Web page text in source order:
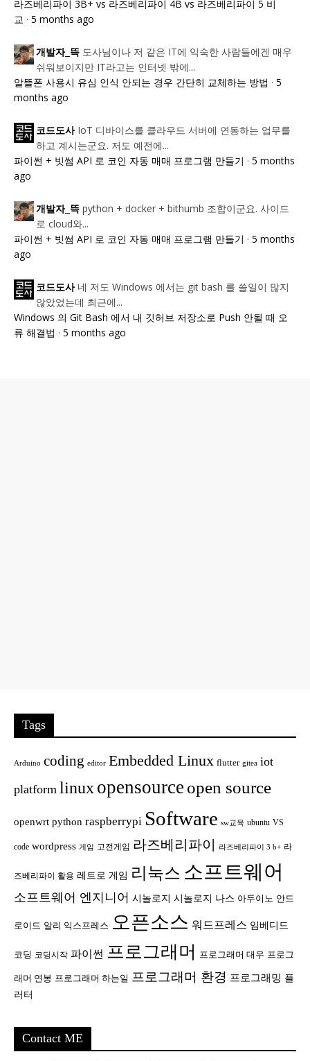
라즈베리파이 3B+ vs 라즈베리파이 4B vs 라즈베리파이 5 비
교 · 5 months ago
개발자_뜩 도사님이나 저 같은 IT에 익숙한 사람들에겐 매우
쉬워보이지만 IT라고는 인터넷 밖에...
알뜰폰 사용시 유심 인식 안되는 경우 간단히 교체하는 방법 · 5
months ago
코드도사 IoT 디바이스를 클라우드 서버에 연동하는 업무를
하고 계시는군요. 저도 예전에...
파이썬 + 빗썸 API 로 코인 자동 매매 프로그램 만들기 · 5 months
ago
개발자_뜩 python + docker + bithumb 조합이군요. 사이드
로 cloud와...
파이썬 + 빗썸 API 로 코인 자동 매매 프로그램 만들기 · 5 months
ago
코드도사 네 저도 Windows 에서는 git bash 를 쓸일이 많지
않았었는데 최근에...
Windows 의 Git Bash 에서 내 깃허브 저장소로 Push 안될 때 오
류 해결법 · 5 months ago
Tags
Arduino coding editor Embedded Linux flutter gitea iot
platform linux opensource open source
openwrt python raspberrypi Software sw교육 ubuntu VS
code wordpress 게임 고전게임 라즈베리파이 라즈베리파이 3 b+ 라
즈베리파이 활용 레트로 게임 리눅스 소프트웨어
소프트웨어 엔지니어 시놀로지 시놀로지 나스 아두이노 안드
로이드 알리 익스프레스 오픈소스 워드프레스 임베디드
코딩 코딩시작 파이썬 프로그래머 프로그래머 대우 프로그
래머 연봉 프로그래머 하는일 프로그래머 환경 프로그래밍 플
러터
Contact ME